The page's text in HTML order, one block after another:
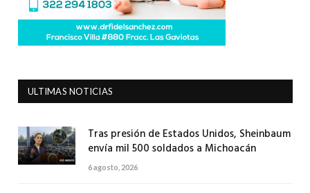
ULTIMAS NOTICIAS
Tras presión de Estados Unidos, Sheinbaum
envía mil 500 soldados a Michoacán
6 agosto, 2026